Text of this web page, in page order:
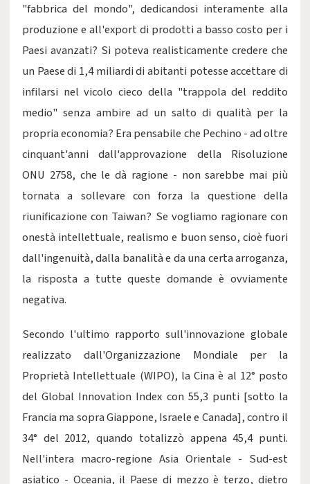
"fabbrica del mondo", dedicandosi interamente alla
produzione e all'export di prodotti a basso costo per i
Paesi avanzati? Si poteva realisticamente credere che
un Paese di 1,4 miliardi di abitanti potesse accettare di
infilarsi nel vicolo cieco della "trappola del reddito
medio" senza ambire ad un salto di qualità per la
propria economia? Era pensabile che Pechino - ad oltre
cinquant'anni dall'approvazione della Risoluzione
ONU 2758, che le dà ragione - non sarebbe mai più
tornata a sollevare con forza la questione della
riunificazione con Taiwan? Se vogliamo ragionare con
onestà intellettuale, realismo e buon senso, cioè fuori
dall'ingenuità, dalla banalità e da una certa arroganza,
la risposta a tutte queste domande è ovviamente
negativa.
Secondo l'ultimo rapporto sull'innovazione globale
realizzato dall'Organizzazione Mondiale per la
Proprietà Intellettuale (WIPO), la Cina è al 12° posto
del Global Innovation Index con 55,3 punti [sotto la
Francia ma sopra Giappone, Israele e Canada], contro il
34° del 2012, quando totalizzò appena 45,4 punti.
Nell'intera macro-regione Asia Orientale - Sud-est
asiatico - Oceania, il Paese di mezzo è terzo, dietro